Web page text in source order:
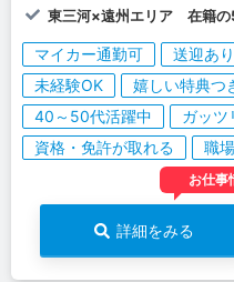
東三河×遠州エリア 在籍の
マイカー通勤可
送迎あ
未経験OK
嬉しい特典つ
40～50代活躍中
ガッツ
資格・免許が取れる
職
お仕事
詳細をみる